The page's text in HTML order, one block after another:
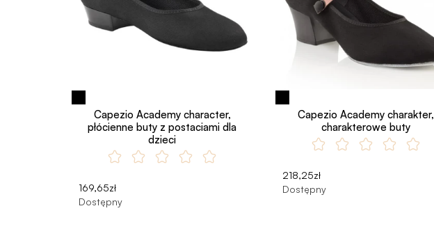
Capezio Academy character,
płócienne buty z postaciami dla
dzieci
169,65zł
Dostępny
Capezio Academy charakter,
charakterowe buty
218,25zł
Dostępny